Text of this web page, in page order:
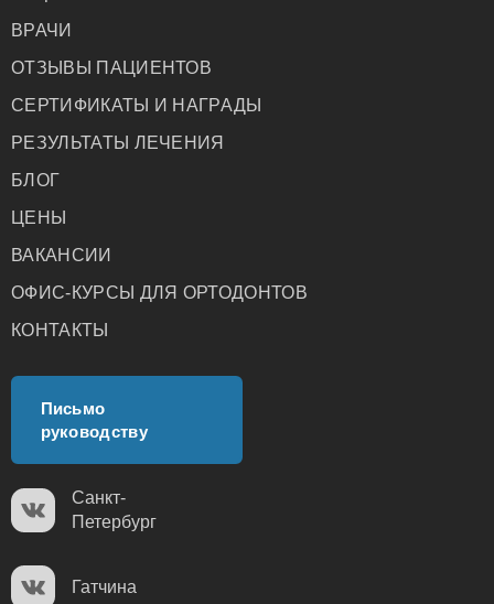
ВРАЧИ
ОТЗЫВЫ ПАЦИЕНТОВ
СЕРТИФИКАТЫ И НАГРАДЫ
РЕЗУЛЬТАТЫ ЛЕЧЕНИЯ
БЛОГ
ЦЕНЫ
ВАКАНСИИ
ОФИС-КУРСЫ ДЛЯ ОРТОДОНТОВ
КОНТАКТЫ
Письмо
руководству
Санкт-
Петербург
Гатчина